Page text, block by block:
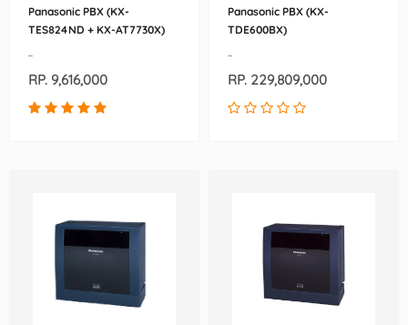
Panasonic PBX (KX-
TES824ND + KX-AT7730X)
-
RP. 9,616,000
Panasonic PBX (KX-
TDE600BX)
-
RP. 229,809,000